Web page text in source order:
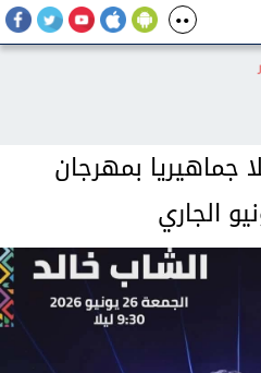
جماهيريا بمهرجان
الجاري